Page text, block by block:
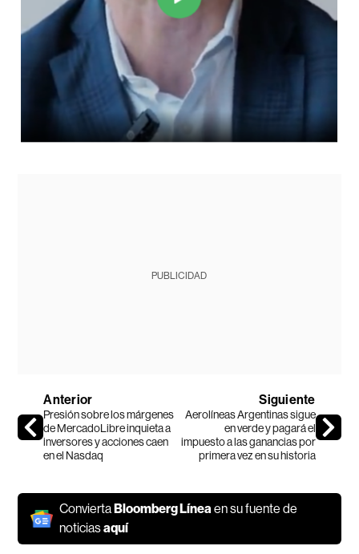
PUBLICIDAD
Anterior
Presión sobre los márgenes
de MercadoLibre inquieta a
inversores y acciones caen
en el Nasdaq
Siguiente
Aerolíneas Argentinas sigue
en verde y pagará el
impuesto a las ganancias por
primera vez en su historia
ConviertaBloomberg Líneaen su fuente de
noticiasaquí